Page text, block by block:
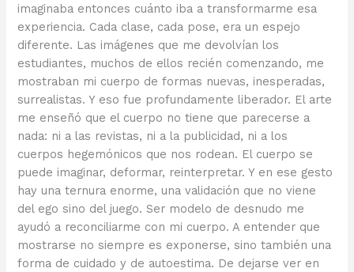
imaginaba entonces cuánto iba a transformarme esa
experiencia. Cada clase, cada pose, era un espejo
diferente. Las imágenes que me devolvían los
estudiantes, muchos de ellos recién comenzando, me
mostraban mi cuerpo de formas nuevas, inesperadas,
surrealistas. Y eso fue profundamente liberador. El arte
me enseñó que el cuerpo no tiene que parecerse a
nada: ni a las revistas, ni a la publicidad, ni a los
cuerpos hegemónicos que nos rodean. El cuerpo se
puede imaginar, deformar, reinterpretar. Y en ese gesto
hay una ternura enorme, una validación que no viene
del ego sino del juego. Ser modelo de desnudo me
ayudó a reconciliarme con mi cuerpo. A entender que
mostrarse no siempre es exponerse, sino también una
forma de cuidado y de autoestima. De dejarse ver en